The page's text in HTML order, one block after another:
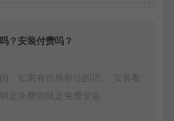
？安装付费吗？
，如果有价格标注的话。 安装看
是免费的就是免费安装